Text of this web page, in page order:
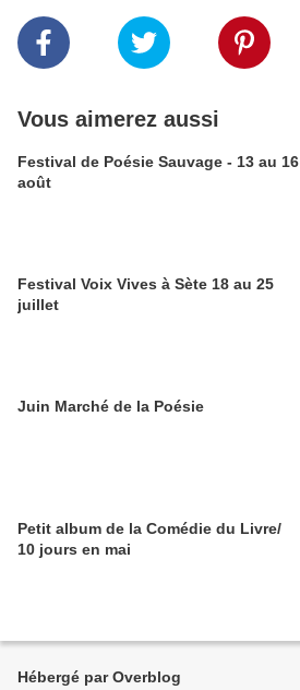
Vous aimerez aussi
Festival de Poésie Sauvage - 13 au 16
août
Festival Voix Vives à Sète 18 au 25
juillet
Juin Marché de la Poésie
Petit album de la Comédie du Livre/
10 jours en mai
Hébergé par Overblog